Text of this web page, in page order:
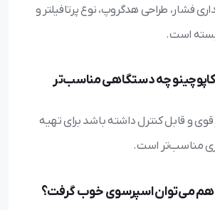
فشار، طراحی هدگروپ، نوع پرتافیلتر و
است.
کاپوچینو چه دستگاهی مناسب‌تر
قوی و قابل کنترل داشته باشد برای تهیه
مناسب‌تر است.
هم می‌توان اسپرسوی خوب گرفت؟